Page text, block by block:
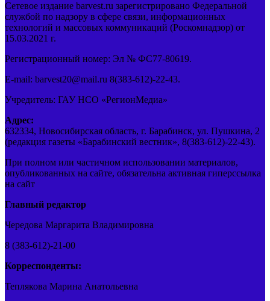
Сетевое издание barvest.ru зарегистрировано Федеральной
службой по надзору в сфере связи, информационных
технологий и массовых коммуникаций (Роскомнадзор) от
15.03.2021 г.
Регистрационный номер: Эл № ФС77-80619.
E-mail: barvest20@mail.ru 8(383-612)-22-43.
Учредитель: ГАУ НСО «РегионМедиа»
Адрес:
632334, Новосибирская область, г. Барабинск, ул. Пушкина, 2
(редакция газеты «Барабинский вестник», 8(383-612)-22-43).
При полном или частичном использовании материалов,
опубликованных на сайте, обязательна активная гиперссылка
на сайт
Главный редактор
Чередова Маргарита Владимировна
8 (383-612)-21-00
Корреспонденты:
Теплякова Марина Анатольевна